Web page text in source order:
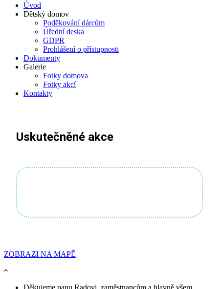
Úvod
Dětský domov
Poděkování dárcům
Úřední deska
GDPR
Prohlášení o přístupnosti
Dokumenty
Galerie
Fotky domova
Fotky akcí
Kontakty
Uskutečněné akce
ZOBRAZI NA MAPĚ
Děkujeme panu Radovi, zaměstnancům a hlavně všem